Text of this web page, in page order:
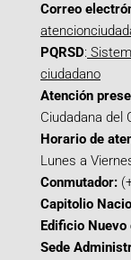
Correo
PQRSD:
ciudadano
Atención
Ciudadana del
Horario de
Lunes a
Conmutador:
Capitolio
Edificio
Sede